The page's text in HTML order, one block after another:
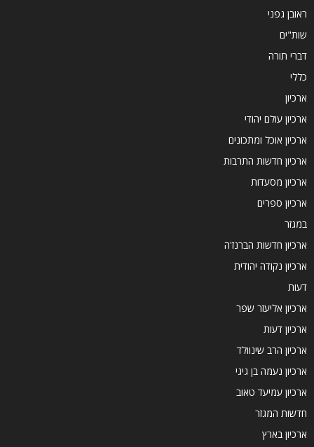
ראובן גפני
שות"ים
דברי תורה
כללי
ארכיון
ארכיון עולם יהודי
ארכיון אוכל ומתכונים
ארכיון חדשות התרבות
ארכיון מסעדות
ארכיון ספרים
במגזר
ארכיון חדשות הברנז'ה
ארכיון נקודה יהודית
דעות
ארכיון אליעזר שפר
ארכיון דעות
ארכיון הרב שינוולד
ארכיון נעמה בן גיגי
ארכיון עמיעד טאוב
חדשות המגזר
ארכיון בארץ